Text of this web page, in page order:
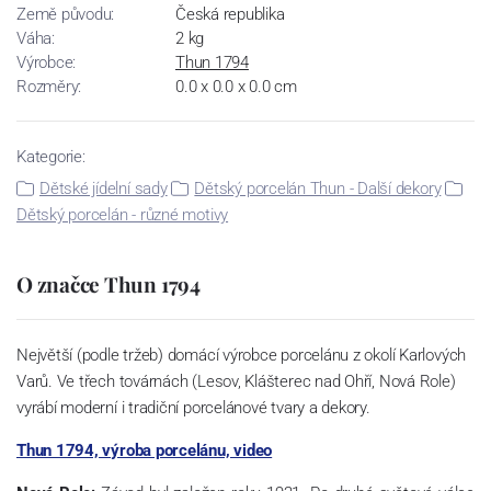
Země původu:
Česká republika
Váha:
2 kg
Výrobce:
Thun 1794
Rozměry:
0.0 x 0.0 x 0.0 cm
Kategorie:
Dětské jídelní sady
Dětský porcelán Thun - Další dekory
Dětský porcelán - různé motivy
O značce Thun 1794
Největší (podle tržeb) domácí výrobce porcelánu z okolí Karlových
Varů. Ve třech továrnách (Lesov, Klášterec nad Ohří, Nová Role)
vyrábí moderní i tradiční porcelánové tvary a dekory.
Thun 1794, výroba porcelánu, video